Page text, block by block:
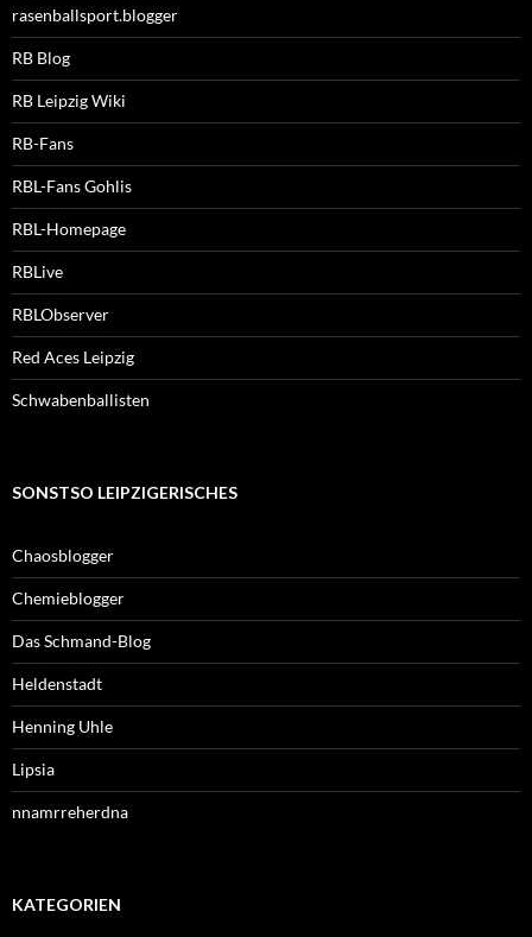
rasenballsport.blogger
RB Blog
RB Leipzig Wiki
RB-Fans
RBL-Fans Gohlis
RBL-Homepage
RBLive
RBLObserver
Red Aces Leipzig
Schwabenballisten
SONSTSO LEIPZIGERISCHES
Chaosblogger
Chemieblogger
Das Schmand-Blog
Heldenstadt
Henning Uhle
Lipsia
nnamrreherdna
KATEGORIEN